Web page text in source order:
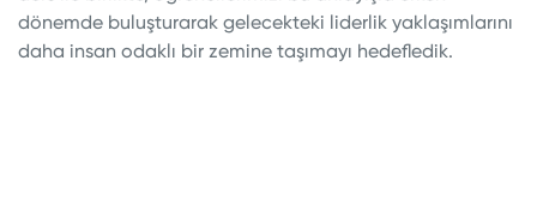
dönemde buluşturarak gelecekteki liderlik yaklaşımlarını
daha insan odaklı bir zemine taşımayı hedefledik.